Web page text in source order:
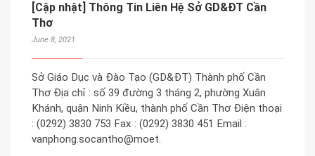
[Cập nhật] Thông Tin Liên Hệ Sở GD&ĐT Cần
Thơ
June 8, 2021
Sở Giáo Dục và Đào Tạo (GD&ĐT) Thành phố Cần
Thơ Địa chỉ : số 39 đường 3 tháng 2, phường Xuân
Khánh, quận Ninh Kiều, thành phố Cần Thơ Điện thoại
: (0292) 3830 753 Fax : (0292) 3830 451 Email :
vanphong.socantho@moet.